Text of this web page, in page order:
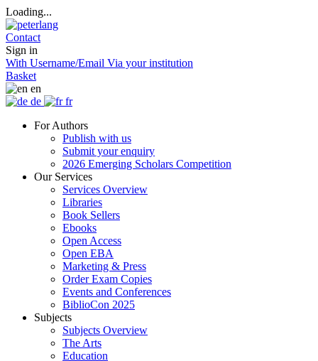
Loading...
Contact
Sign in
With Username/Email Via your institution
Basket
en
de
fr
For Authors
Publish with us
Submit your enquiry
2026 Emerging Scholars Competition
Our Services
Services Overview
Libraries
Book Sellers
Ebooks
Open Access
Open EBA
Marketing & Press
Order Exam Copies
Events and Conferences
BiblioCon 2025
Subjects
Subjects Overview
The Arts
Education